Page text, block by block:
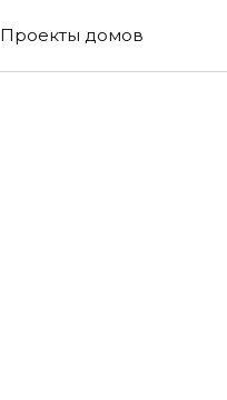
Проекты домов